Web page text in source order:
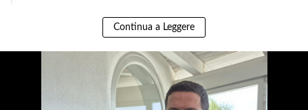
i..
Continua a Leggere